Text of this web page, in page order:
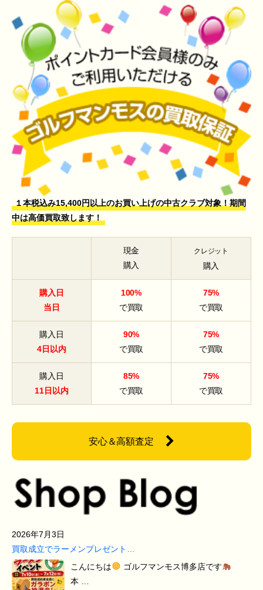
１本税込み15,400円以上のお買い上げの中古クラブ対象！期間
中は高価買取致します！
現金
購入
クレジット
購入
購入日
当日
100%
で買取
75%
で買取
購入日
4日以内
90%
で買取
75%
で買取
購入日
11日以内
85%
で買取
75%
で買取
安心＆高額査定
2026年7月3日
買取成立でラーメンプレゼント…
こんにちは
ゴルフマンモス博多店です
本 …